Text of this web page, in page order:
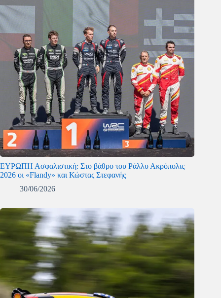
ΕΥΡΩΠΗ Ασφαλιστική: Στο βάθρο του Ράλλυ Ακρόπολις
2026 οι «Flandy» και Κώστας Στεφανής
30/06/2026